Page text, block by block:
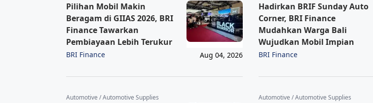
Pilihan Mobil Makin
Beragam di GIIAS 2026, BRI
Finance Tawarkan
Pembiayaan Lebih Terukur
BRI Finance Aug 04, 2026
Hadirkan BRIF Sunday Auto
Corner, BRI Finance
Mudahkan Warga Bali
Wujudkan Mobil Impian
BRI Finance
Automotive / Automotive Supplies Automotive / Automotive Supplies